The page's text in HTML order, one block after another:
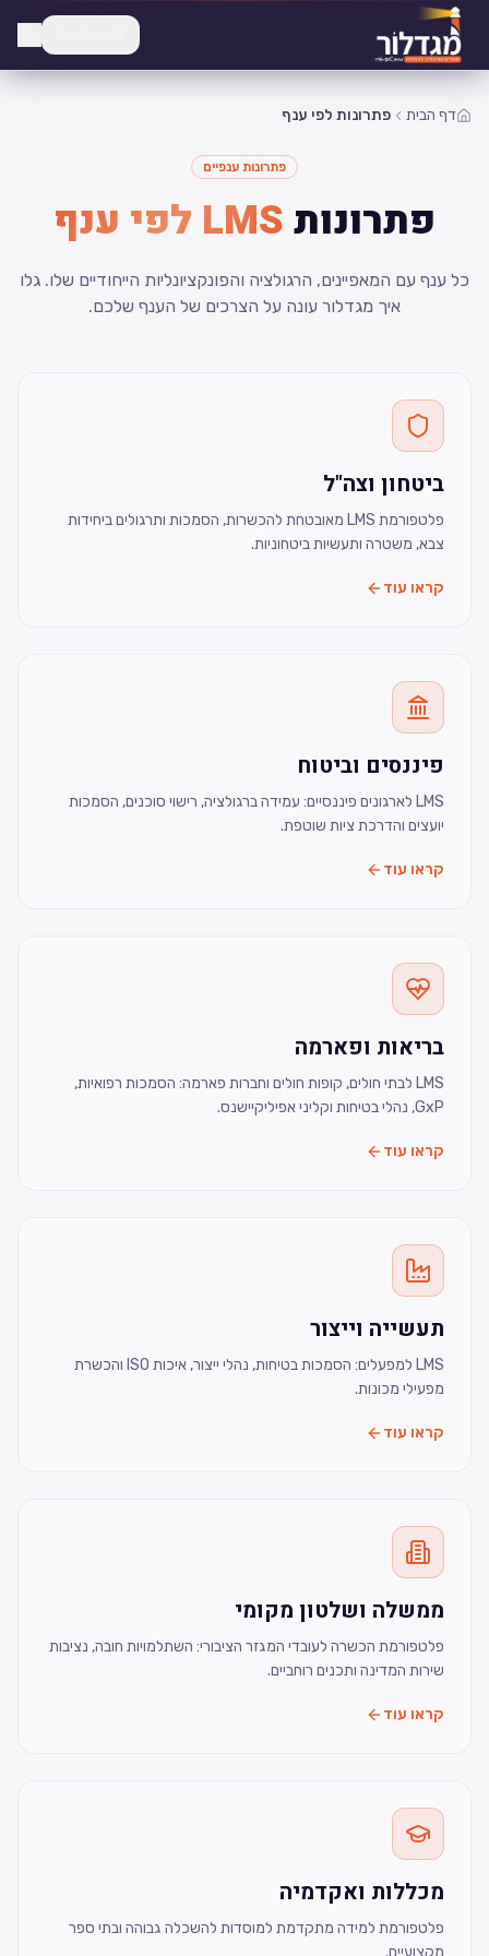
דף הבית פתרונות לפי ענף
פתרונות ענפיים
פתרונותLMS לפי ענף
כל ענף עם המאפיינים, הרגולציה והפונקציונליות הייחודיים שלו. גלו
איך מגדלור עונה על הצרכים של הענף שלכם.
ביטחון וצה"ל
פלטפורמת LMS מאובטחת להכשרות, הסמכות ותרגולים ביחידות
צבא, משטרה ותעשיות ביטחוניות.
קראו עוד
פיננסים וביטוח
LMS לארגונים פיננסיים: עמידה ברגולציה, רישוי סוכנים, הסמכות
יועצים והדרכת ציות שוטפת.
קראו עוד
בריאות ופארמה
LMS לבתי חולים, קופות חולים וחברות פארמה: הסמכות רפואיות,
GxP, נהלי בטיחות וקליני אפיליקיישנס.
קראו עוד
תעשייה וייצור
LMS למפעלים: הסמכות בטיחות, נהלי ייצור, איכות ISO והכשרת
מפעילי מכונות.
קראו עוד
ממשלה ושלטון מקומי
פלטפורמת הכשרה לעובדי המגזר הציבורי: השתלמויות חובה, נציבות
שירות המדינה ותכנים רוחביים.
קראו עוד
מכללות ואקדמיה
פלטפורמת למידה מתקדמת למוסדות להשכלה גבוהה ובתי ספר
מקצועיים.